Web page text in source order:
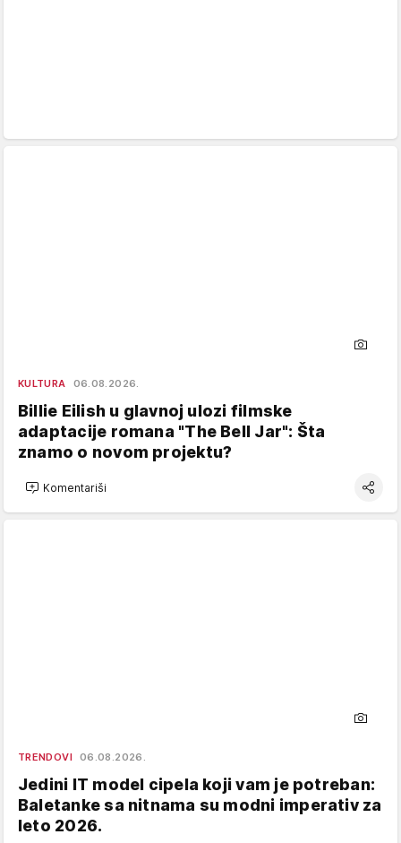
KULTURA 06.08.2026.
Billie Eilish u glavnoj ulozi filmske
adaptacije romana "The Bell Jar": Šta
znamo o novom projektu?
Komentariši
TRENDOVI 06.08.2026.
Jedini IT model cipela koji vam je potreban:
Baletanke sa nitnama su modni imperativ za
leto 2026.